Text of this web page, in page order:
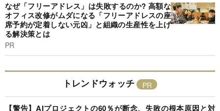
なぜ「フリーアドレス」は失敗するのか? 高額な
オフィス改修がムダになる「フリーアドレスの座
席予約が定着しない元凶」と組織の生産性を上げ
る解決策とは
PR
トレンドウォッチ
【警告】AIプロジェクトの60％が断念、失敗の根本原因と対